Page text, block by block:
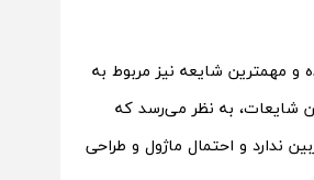
و مهمترین شایعه نیز مربوط به
شایعات، به نظر می‌رسد که
ندارد و احتمال ماژول و طراحی